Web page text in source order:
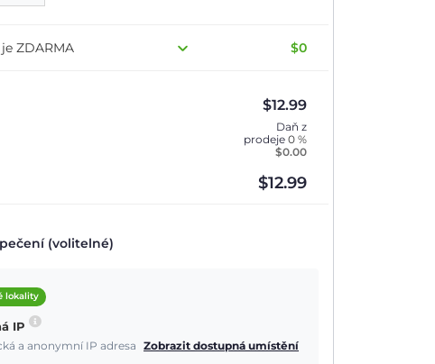
ZDARMA $0
$12.99
Daň z
prodeje 0 %
$0.00
$12.99
(volitelné)
lokality
IP
a anonymní IP adresa Zobrazit dostupná umístění